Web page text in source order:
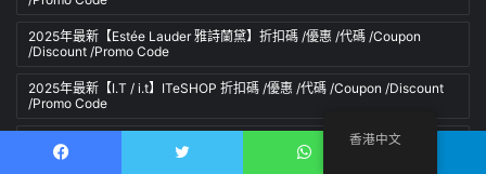
2025年最新【Estée Lauder 雅詩蘭黛】折扣碼 /優惠 /代碼 /Coupon
/Discount /Promo Code
2025年最新【I.T / i.t】ITeSHOP 折扣碼 /優惠 /代碼 /Coupon /Discount
/Promo Code
2025年最新【iHerb】折扣碼 /優惠 /代碼 /Coupon /Discount /Promo
Code
香港中文